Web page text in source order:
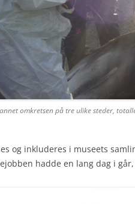
omkretsen på tre ulike steder,
og inkluderes i museets
hadde en lang dag i